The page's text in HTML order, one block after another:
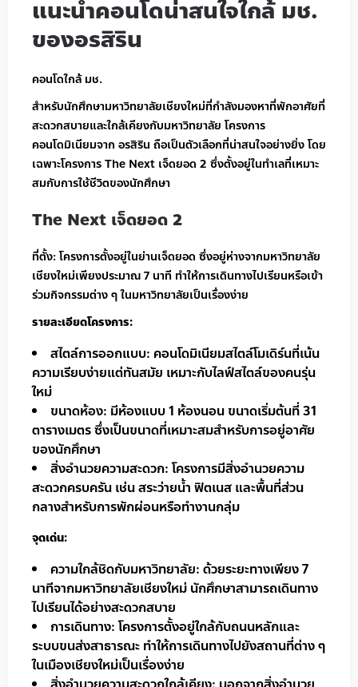
แนะนำคอนโดน่าสนใจใกล้ มช.
ของอรสิริน
คอนโดใกล้ มช.
สำหรับนักศึกษามหาวิทยาลัยเชียงใหม่ที่กำลังมองหาที่พักอาศัยที่
สะดวกสบายและใกล้เคียงกับมหาวิทยาลัย โครงการ
คอนโดมิเนียมจาก อรสิริน ถือเป็นตัวเลือกที่น่าสนใจอย่างยิ่ง โดย
เฉพาะโครงการ The Next เจ็ดยอด 2 ซึ่งตั้งอยู่ในทำเลที่เหมาะ
สมกับการใช้ชีวิตของนักศึกษา
The Next เจ็ดยอด 2
ที่ตั้ง: โครงการตั้งอยู่ในย่านเจ็ดยอด ซึ่งอยู่ห่างจากมหาวิทยาลัย
เชียงใหม่เพียงประมาณ 7 นาที ทำให้การเดินทางไปเรียนหรือเข้า
ร่วมกิจกรรมต่าง ๆ ในมหาวิทยาลัยเป็นเรื่องง่าย
รายละเอียดโครงการ:
สไตล์การออกแบบ: คอนโดมิเนียมสไตล์โมเดิร์นที่เน้น
ความเรียบง่ายแต่ทันสมัย เหมาะกับไลฟ์สไตล์ของคนรุ่น
ใหม่
ขนาดห้อง: มีห้องแบบ 1 ห้องนอน ขนาดเริ่มต้นที่ 31
ตารางเมตร ซึ่งเป็นขนาดที่เหมาะสมสำหรับการอยู่อาศัย
ของนักศึกษา
สิ่งอำนวยความสะดวก: โครงการมีสิ่งอำนวยความ
สะดวกครบครัน เช่น สระว่ายน้ำ ฟิตเนส และพื้นที่ส่วน
กลางสำหรับการพักผ่อนหรือทำงานกลุ่ม
จุดเด่น:
ความใกล้ชิดกับมหาวิทยาลัย: ด้วยระยะทางเพียง 7
นาทีจากมหาวิทยาลัยเชียงใหม่ นักศึกษาสามารถเดินทาง
ไปเรียนได้อย่างสะดวกสบาย
การเดินทาง: โครงการตั้งอยู่ใกล้กับถนนหลักและ
ระบบขนส่งสาธารณะ ทำให้การเดินทางไปยังสถานที่ต่าง ๆ
ในเมืองเชียงใหม่เป็นเรื่องง่าย